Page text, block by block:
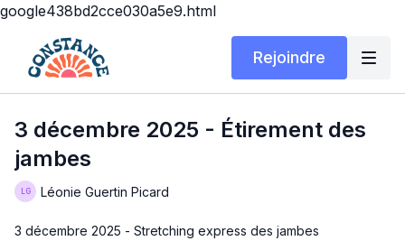
google438bd2cce030a5e9.html
Rejoindre
3 décembre 2025 - Étirement des
jambes
Léonie Guertin Picard
3 décembre 2025 - Stretching express des jambes